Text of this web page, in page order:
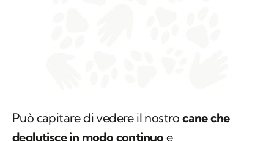
Può capitare di vedere il nostrocane che
deglutisce in modo continuo e